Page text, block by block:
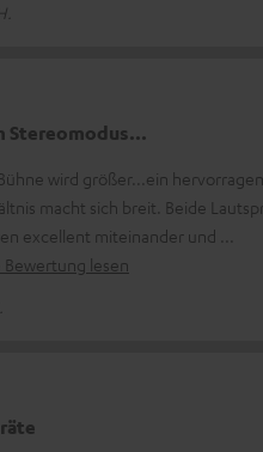
Stereomodus...
Bühne wird größer...ein
macht sich breit. Beide
excellent miteinander und
Bewertung lesen